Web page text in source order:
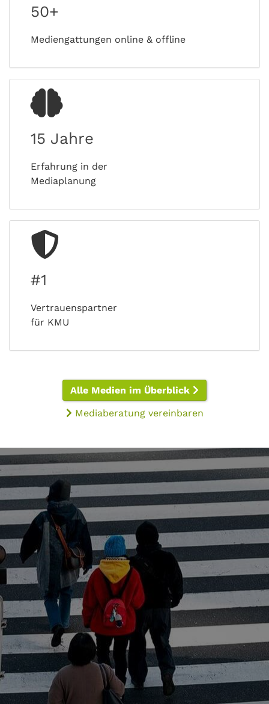
50+
Mediengattungen online & offline
15 Jahre
Erfahrung in der
Mediaplanung
#1
Vertrauenspartner
für KMU
Alle Medien im Überblick
Mediaberatung vereinbaren